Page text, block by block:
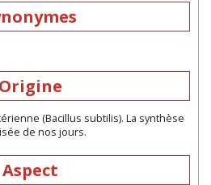
Origine
(Bacillus subtilis). La synthèse
de nos jours.
Aspect